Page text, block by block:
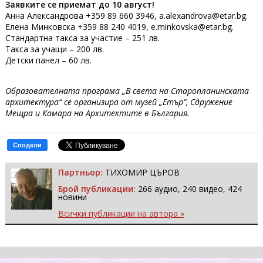
Заявките се приемат до 10 август!
Анна Александрова +359 89 660 3946, a.alexandrova@etar.bg.
Елена Минковска +359 88 240 4019, e.minkovska@etar.bg.
Стандартна такса за участие – 251 лв.
Такса за учащи – 200 лв.
Детски панел – 60 лв.
Образователната програма „В света на Старопланинската
архитектура“ се организира от музей „Етър“, Сдружение
Мещра и Камара на Архитектите в България.
Сподели
Партньор: ТИХОМИР ЦЪРОВ
Брой публикации: 266 аудио, 240 видео, 424
новини
Всички публикации на автора »